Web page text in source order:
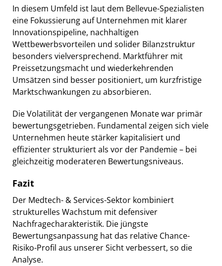
In diesem Umfeld ist laut dem Bellevue-Spezialisten
eine Fokussierung auf Unternehmen mit klarer
Innovationspipeline, nachhaltigen
Wettbewerbsvorteilen und solider Bilanzstruktur
besonders vielversprechend. Marktführer mit
Preissetzungsmacht und wiederkehrenden
Umsätzen sind besser positioniert, um kurzfristige
Marktschwankungen zu absorbieren.
Die Volatilität der vergangenen Monate war primär
bewertungsgetrieben. Fundamental zeigen sich viele
Unternehmen heute stärker kapitalisiert und
effizienter strukturiert als vor der Pandemie – bei
gleichzeitig moderateren Bewertungsniveaus.
Fazit
Der Medtech- & Services-Sektor kombiniert
strukturelles Wachstum mit defensiver
Nachfragecharakteristik. Die jüngste
Bewertungsanpassung hat das relative Chance-
Risiko-Profil aus unserer Sicht verbessert, so die
Analyse.